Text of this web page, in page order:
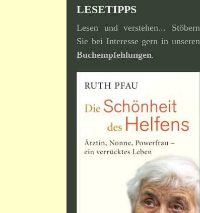
LESETIPPS
Lesen und verstehen... Stöbern
Sie bei Interesse gern in unseren
Buchempfehlungen.